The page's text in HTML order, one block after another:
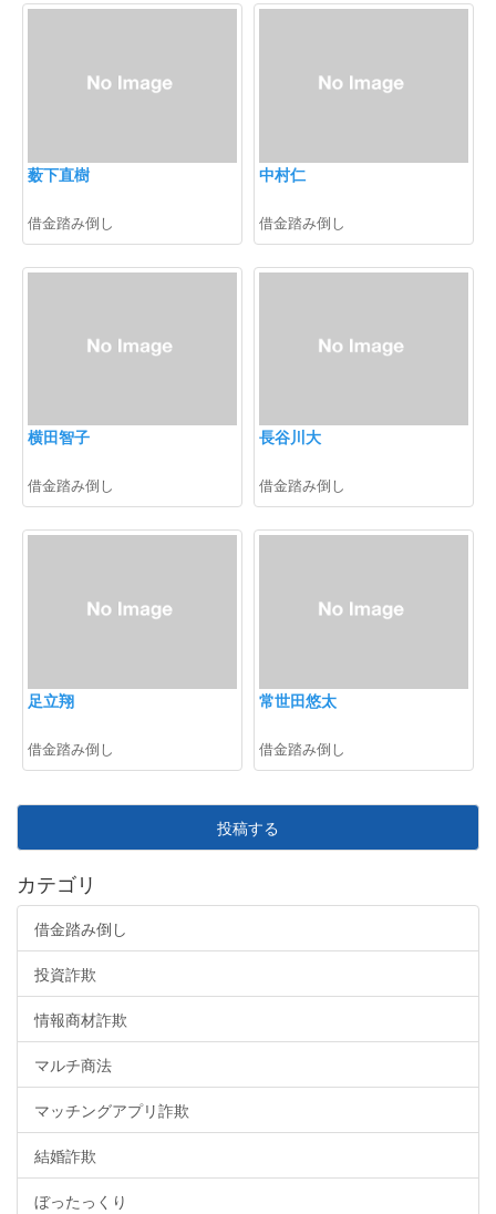
薮下直樹
借金踏み倒し
中村仁
借金踏み倒し
横田智子
借金踏み倒し
長谷川大
借金踏み倒し
足立翔
借金踏み倒し
常世田悠太
借金踏み倒し
投稿する
カテゴリ
借金踏み倒し
投資詐欺
情報商材詐欺
マルチ商法
マッチングアプリ詐欺
結婚詐欺
ぼったっくり